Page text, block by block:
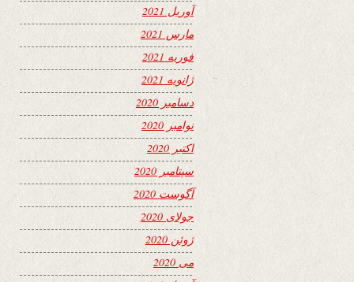
آوریل 2021
مارس 2021
فوریه 2021
ژانویه 2021
دسامبر 2020
نوامبر 2020
اکتبر 2020
سپتامبر 2020
آگوست 2020
جولای 2020
ژوئن 2020
می 2020